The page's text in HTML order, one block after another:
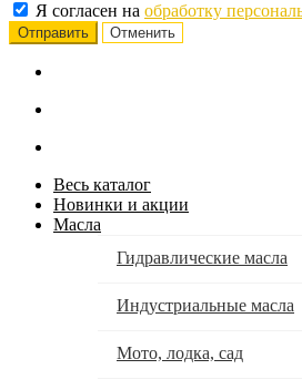
Я согласен на обработку
Отменить
Весь каталог
Новинки и акции
Масла
Гидравлические масла
Индустриальные масла
Мото, лодка, сад